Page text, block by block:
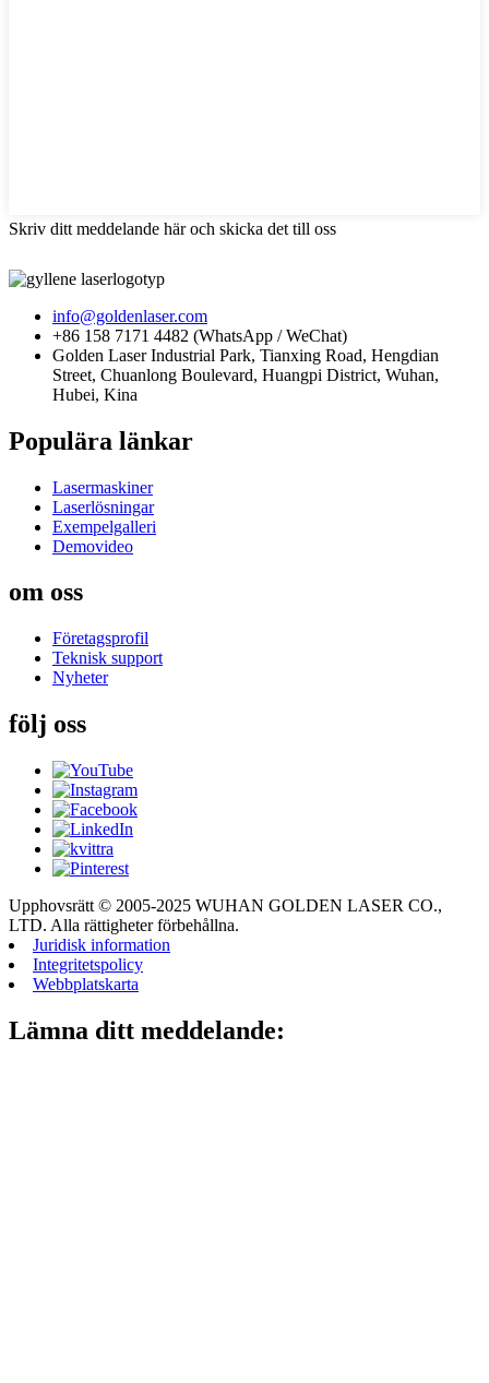
Skriv ditt meddelande här och skicka det till oss
info@goldenlaser.com
+86 158 7171 4482 (WhatsApp / WeChat)
Golden Laser Industrial Park, Tianxing Road, Hengdian
Street, Chuanlong Boulevard, Huangpi District, Wuhan,
Hubei, Kina
Populära länkar
Lasermaskiner
Laserlösningar
Exempelgalleri
Demovideo
om oss
Företagsprofil
Teknisk support
Nyheter
följ oss
Upphovsrätt © 2005-2025 WUHAN GOLDEN LASER CO.,
LTD. Alla rättigheter förbehållna.
Juridisk information
Integritetspolicy
Webbplatskarta
Lämna ditt meddelande: